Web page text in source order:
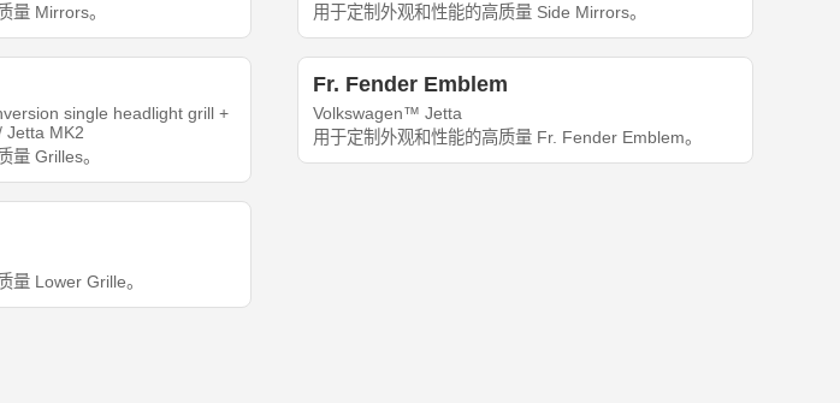
量 Mirrors。
用于定制外观和性能的高质量 Side Mirrors。
single headlight grill +
Jetta MK2
量 Grilles。
Fr. Fender Emblem
Volkswagen™ Jetta
用于定制外观和性能的高质量 Fr. Fender Emblem。
量 Lower Grille。